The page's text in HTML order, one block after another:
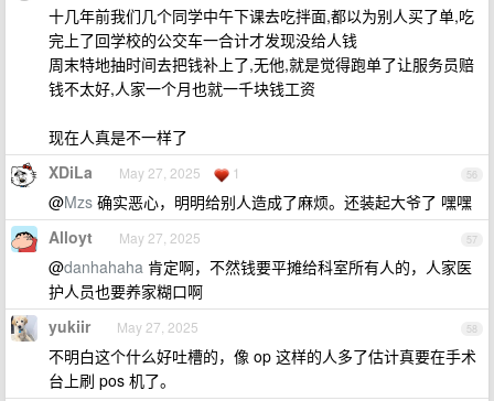
十几年前我们几个同学中午下课去吃拌面,都以为别人买了单,吃
完上了回学校的公交车一合计才发现没给人钱
周末特地抽时间去把钱补上了,无他,就是觉得跑单了让服务员赔
钱不太好,人家一个月也就一千块钱工资
现在人真是不一样了
56
XDiLa May 27, 2025 1
@Mzs 确实恶心，明明给别人造成了麻烦。还装起大爷了 嘿嘿
57
Alloyt May 27, 2025
@danhahaha 肯定啊，不然钱要平摊给科室所有人的，人家医
护人员也要养家糊口啊
58
yukiir May 27, 2025
不明白这个什么好吐槽的，像 op 这样的人多了估计真要在手术
台上刷 pos 机了。